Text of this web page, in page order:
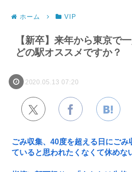
ホーム VIP
【新卒】来年から東京で
どの駅オススメですか？
2020.05.13 07:20
ごみ収集、40度を超える日にご
ていると思われたくなくて休めな